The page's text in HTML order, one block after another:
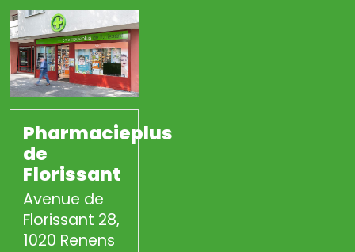
Pharmacieplus
de
Florissant
Avenue de
Florissant 28,
1020 Renens